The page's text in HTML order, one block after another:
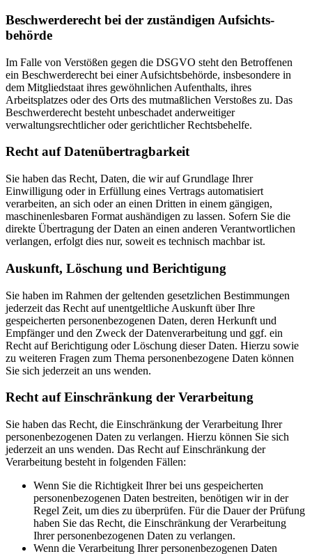
Beschwerde­recht bei der zuständigen Aufsichts­
behörde
Im Falle von Verstößen gegen die DSGVO steht den Betroffenen
ein Beschwerderecht bei einer Aufsichtsbehörde, insbesondere in
dem Mitgliedstaat ihres gewöhnlichen Aufenthalts, ihres
Arbeitsplatzes oder des Orts des mutmaßlichen Verstoßes zu. Das
Beschwerderecht besteht unbeschadet anderweitiger
verwaltungsrechtlicher oder gerichtlicher Rechtsbehelfe.
Recht auf Daten­übertrag­barkeit
Sie haben das Recht, Daten, die wir auf Grundlage Ihrer
Einwilligung oder in Erfüllung eines Vertrags automatisiert
verarbeiten, an sich oder an einen Dritten in einem gängigen,
maschinenlesbaren Format aushändigen zu lassen. Sofern Sie die
direkte Übertragung der Daten an einen anderen Verantwortlichen
verlangen, erfolgt dies nur, soweit es technisch machbar ist.
Auskunft, Löschung und Berichtigung
Sie haben im Rahmen der geltenden gesetzlichen Bestimmungen
jederzeit das Recht auf unentgeltliche Auskunft über Ihre
gespeicherten personenbezogenen Daten, deren Herkunft und
Empfänger und den Zweck der Datenverarbeitung und ggf. ein
Recht auf Berichtigung oder Löschung dieser Daten. Hierzu sowie
zu weiteren Fragen zum Thema personenbezogene Daten können
Sie sich jederzeit an uns wenden.
Recht auf Einschränkung der Verarbeitung
Sie haben das Recht, die Einschränkung der Verarbeitung Ihrer
personenbezogenen Daten zu verlangen. Hierzu können Sie sich
jederzeit an uns wenden. Das Recht auf Einschränkung der
Verarbeitung besteht in folgenden Fällen:
Wenn Sie die Richtigkeit Ihrer bei uns gespeicherten
personenbezogenen Daten bestreiten, benötigen wir in der
Regel Zeit, um dies zu überprüfen. Für die Dauer der Prüfung
haben Sie das Recht, die Einschränkung der Verarbeitung
Ihrer personenbezogenen Daten zu verlangen.
Wenn die Verarbeitung Ihrer personenbezogenen Daten